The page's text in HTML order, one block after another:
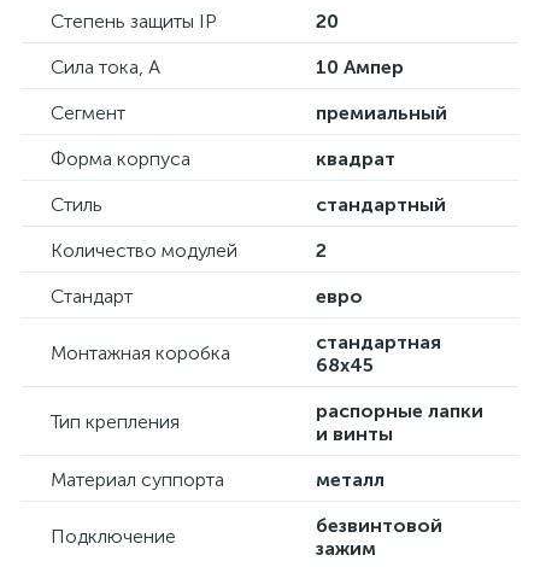
Степень защиты IP
20
Сила тока, А
10 Ампер
Сегмент
премиальный
Форма корпуса
квадрат
Стиль
стандартный
Количество модулей
2
Стандарт
евро
Монтажная коробка
стандартная
68х45
Тип крепления
распорные лапки
и винты
Материал суппорта
металл
Подключение
безвинтовой
зажим